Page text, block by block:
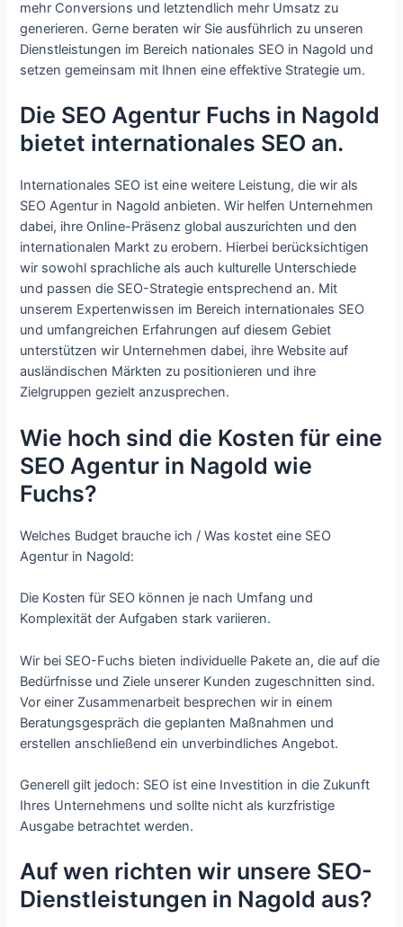
mehr Conversions und letztendlich mehr Umsatz zu
generieren. Gerne beraten wir Sie ausführlich zu unseren
Dienstleistungen im Bereich nationales SEO in Nagold und
setzen gemeinsam mit Ihnen eine effektive Strategie um.
Die SEO Agentur Fuchs in Nagold
bietet internationales SEO an.
Internationales SEO ist eine weitere Leistung, die wir als
SEO Agentur in Nagold anbieten. Wir helfen Unternehmen
dabei, ihre Online-Präsenz global auszurichten und den
internationalen Markt zu erobern. Hierbei berücksichtigen
wir sowohl sprachliche als auch kulturelle Unterschiede
und passen die SEO-Strategie entsprechend an. Mit
unserem Expertenwissen im Bereich internationales SEO
und umfangreichen Erfahrungen auf diesem Gebiet
unterstützen wir Unternehmen dabei, ihre Website auf
ausländischen Märkten zu positionieren und ihre
Zielgruppen gezielt anzusprechen.
Wie hoch sind die Kosten für eine
SEO Agentur in Nagold wie
Fuchs?
Welches Budget brauche ich / Was kostet eine SEO
Agentur in Nagold:
Die Kosten für SEO können je nach Umfang und
Komplexität der Aufgaben stark variieren.
Wir bei SEO-Fuchs bieten individuelle Pakete an, die auf die
Bedürfnisse und Ziele unserer Kunden zugeschnitten sind.
Vor einer Zusammenarbeit besprechen wir in einem
Beratungsgespräch die geplanten Maßnahmen und
erstellen anschließend ein unverbindliches Angebot.
Generell gilt jedoch: SEO ist eine Investition in die Zukunft
Ihres Unternehmens und sollte nicht als kurzfristige
Ausgabe betrachtet werden.
Auf wen richten wir unsere SEO-
Dienstleistungen in Nagold aus?